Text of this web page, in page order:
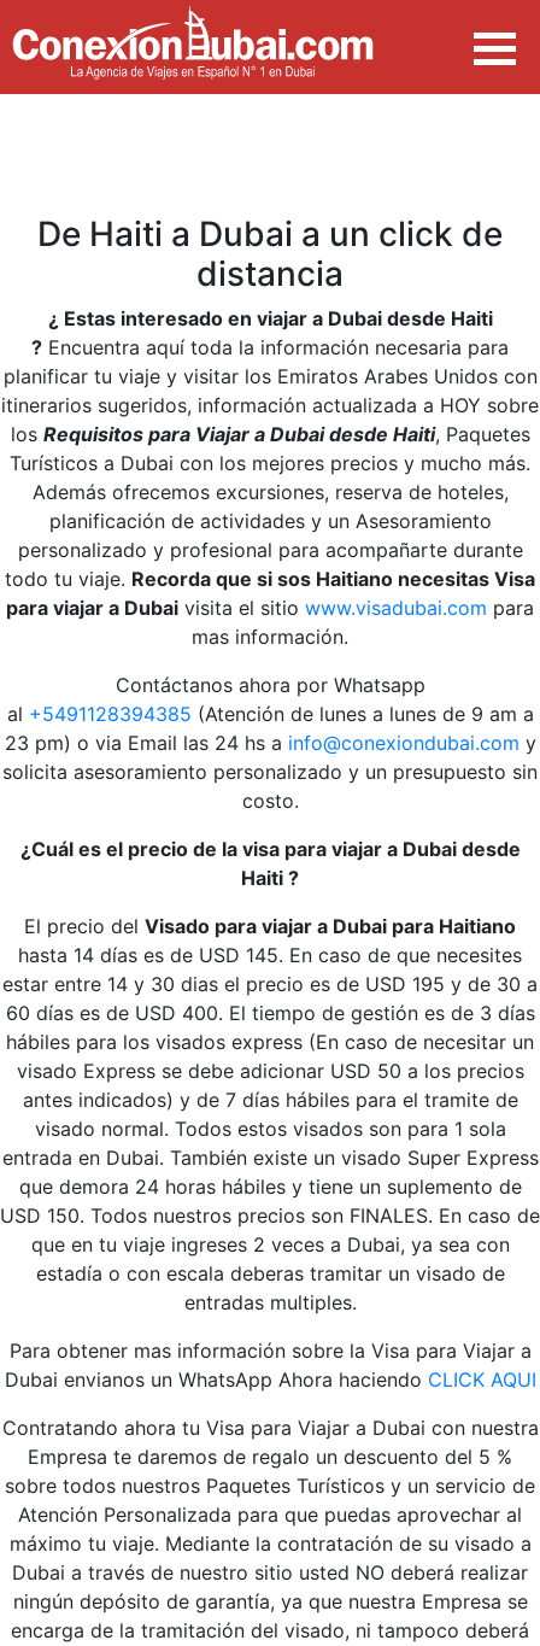
De Haiti a Dubai a un click de
distancia
¿ Estas interesado en viajar a Dubai desde Haiti
? Encuentra aquí toda la información necesaria para
planificar tu viaje y visitar los Emiratos Arabes Unidos con
itinerarios sugeridos, información actualizada a HOY sobre
los Requisitos para Viajar a Dubai desde Haiti, Paquetes
Turísticos a Dubai con los mejores precios y mucho más.
Además ofrecemos excursiones, reserva de hoteles,
planificación de actividades y un Asesoramiento
personalizado y profesional para acompañarte durante
todo tu viaje. Recorda que si sos Haitiano necesitas Visa
para viajar a Dubai visita el sitio www.visadubai.com para
mas información.
Contáctanos ahora por Whatsapp
al +5491128394385 (Atención de lunes a lunes de 9 am a
23 pm) o via Email las 24 hs a info@conexiondubai.com y
solicita asesoramiento personalizado y un presupuesto sin
costo.
¿Cuál es el precio de la visa para viajar a Dubai desde
Haiti ?
El precio del Visado para viajar a Dubai para Haitiano
hasta 14 días es de USD 145. En caso de que necesites
estar entre 14 y 30 dias el precio es de USD 195 y de 30 a
60 días es de USD 400. El tiempo de gestión es de 3 días
hábiles para los visados express (En caso de necesitar un
visado Express se debe adicionar USD 50 a los precios
antes indicados) y de 7 días hábiles para el tramite de
visado normal. Todos estos visados son para 1 sola
entrada en Dubai. También existe un visado Super Express
que demora 24 horas hábiles y tiene un suplemento de
USD 150. Todos nuestros precios son FINALES. En caso de
que en tu viaje ingreses 2 veces a Dubai, ya sea con
estadía o con escala deberas tramitar un visado de
entradas multiples.
Para obtener mas información sobre la Visa para Viajar a
Dubai envianos un WhatsApp Ahora haciendo CLICK AQUI
Contratando ahora tu Visa para Viajar a Dubai con nuestra
Empresa te daremos de regalo un descuento del 5 %
sobre todos nuestros Paquetes Turísticos y un servicio de
Atención Personalizada para que puedas aprovechar al
máximo tu viaje. Mediante la contratación de su visado a
Dubai a través de nuestro sitio usted NO deberá realizar
ningún depósito de garantía, ya que nuestra Empresa se
encarga de la tramitación del visado, ni tampoco deberá